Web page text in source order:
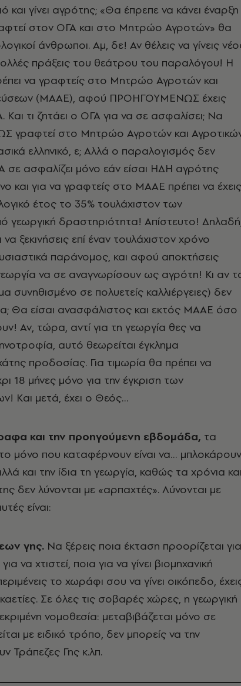
και γίνει αγρότης; «Θα έπρεπε να κάνει έναρξη
στον ΟΓΑ και στο Μητρώο Αγροτών» θα
άνθρωποι. Αμ, δε! Αν θέλεις να γίνεις
πράξεις του θεάτρου του παραλόγου! Η
να γραφτείς στο Μητρώο Αγροτών και
(ΜΑΑΕ), αφού ΠΡΟΗΓΟΥΜΕΝΩΣ έχεις
τι ζητάει ο ΟΓΑ για να σε ασφαλίσει; Να
γραφτεί στο Μητρώο Αγροτών και
ελληνικό, ε; Αλλά ο παραλογισμός δεν
σε ασφαλίζει μόνο εάν είσαι ΗΔΗ αγρότης
και για να γραφτείς στο ΜΑΑΕ πρέπει να έχεις
έτος το 35% τουλάχιστον των
γεωργική δραστηριότητα! Απίστευτο!
ξεκινήσεις επί έναν τουλάχιστον χρόνο
παράνομος, και αφού αποκτήσεις
να σε αναγνωρίσουν ως αγρότη! Κι αν
συνηθισμένο σε πολυετείς καλλιέργειες) δεν
Θα είσαι ανασφάλιστος και εκτός ΜΑΑΕ όσο
Αν, τώρα, αντί για τη γεωργία θες να
αυτό θεωρείται έγκλημα
προδοσίας. Για τιμωρία θα πρέπει να
18 μήνες μόνο για την έγκριση των
Και μετά, έχει ο Θεός…
και την προηγούμενη εβδομάδα, τα
μόνο που καταφέρνουν είναι να…
και την ίδια τη γεωργία, καθώς τα χρόνια και
δεν λύνονται με «αρπαχτές». Λύνονται με
είναι:
γης. Να ξέρεις ποια έκταση προορίζεται για
να χτιστεί, ποια για να γίνει βιομηχανική
το χωράφι σου να γίνει οικόπεδο,
Σε όλες τις σοβαρές χώρες, η γεωργική
νομοθεσία: μεταβιβάζεται μόνο σε
με ειδικό τρόπο, δεν μπορείς να την
Τράπεζες Γης κ.λπ.